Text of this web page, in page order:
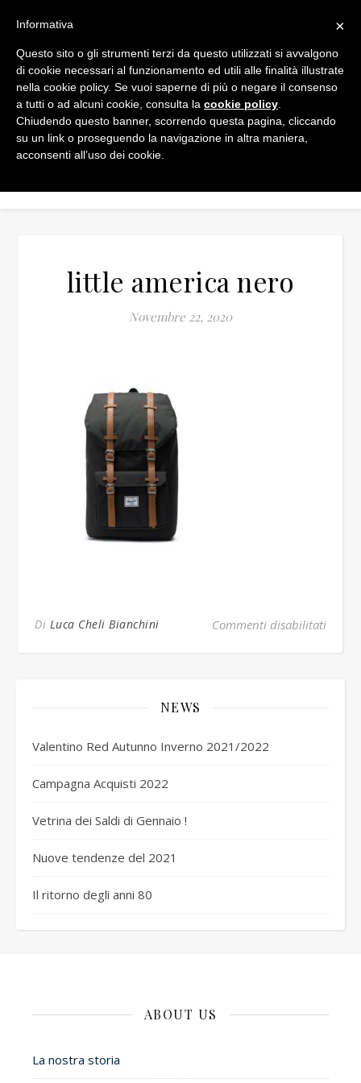
little america nero
Novembre 22, 2020
Di Luca Cheli Bianchini Commenti disabilitatisu
NEWS
Valentino Red Autunno Inverno 2021/2022
Campagna Acquisti 2022
Vetrina dei Saldi di Gennaio !
Nuove tendenze del 2021
Il ritorno degli anni 80
ABOUT US
La nostra storia
×
Informativa
Questo sito o gli strumenti terzi da questo utilizzati si avvalgono
di cookie necessari al funzionamento ed utili alle finalità illustrate
nella cookie policy. Se vuoi saperne di più o negare il consenso
a tutti o ad alcuni cookie, consulta la cookie policy
Chiudendo questo banner, scorrendo questa pagina, cliccando
su un link o proseguendo la navigazione in altra maniera,
acconsenti all’uso dei cookie.